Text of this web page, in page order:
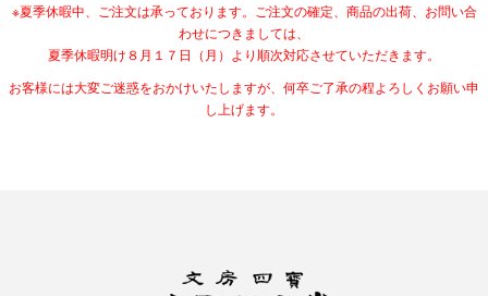
※夏季休暇中、ご注文は承っております。ご注文の確定、商品の出荷、お問い合
わせにつきましては、
夏季休暇明け８月１７日（月）より順次対応させていただきます。
お客様には大変ご迷惑をおかけいたしますが、何卒ご了承の程よろしくお願い申
し上げます。